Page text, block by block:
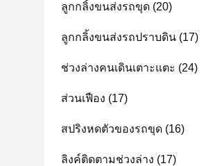
ลูกกลิ้งขนส่งรถขุด (20)
ลูกกลิ้งขนส่งรถปราบดิน (17)
ช่วงล่างคนเดินเตาะแตะ (24)
ส่วนเฟือง (17)
สปริงหดตัวของรถขุด (16)
ลิงค์ติดตามช่วงล่าง (17)